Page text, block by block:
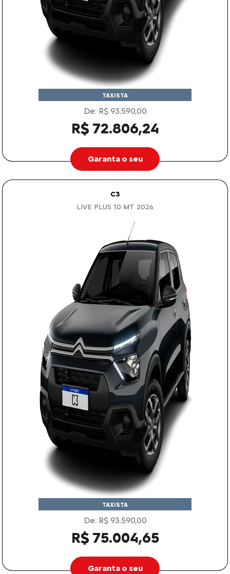
TAXISTA
De: R$ 93.590,00
R$ 72.806,24
Garanta o seu
C3
LIVE PLUS 1.0 MT 2026
TAXISTA
De: R$ 93.590,00
R$ 75.004,65
Garanta o seu